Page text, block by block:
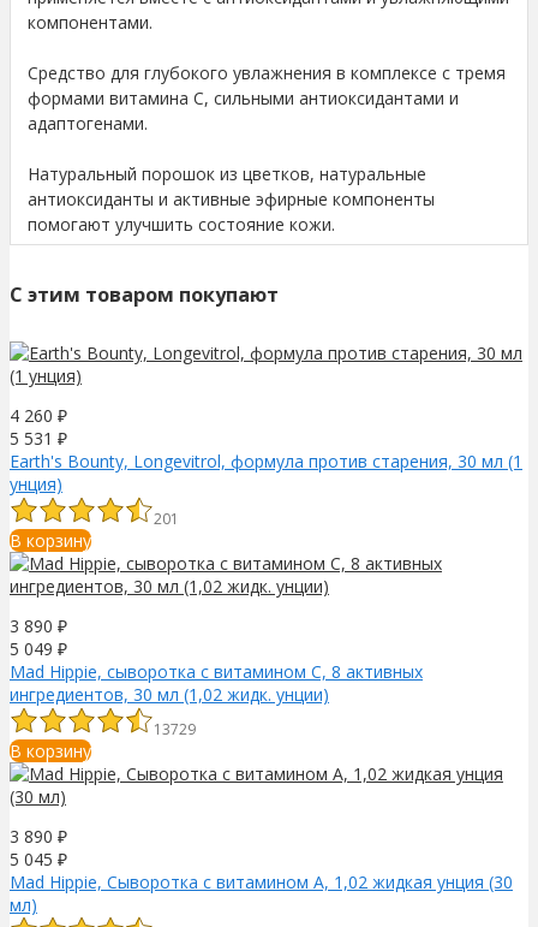
компонентами.
Средство для глубокого увлажнения в комплексе с тремя
формами витамина C, сильными антиоксидантами и
адаптогенами.
Натуральный порошок из цветков, натуральные
антиоксиданты и активные эфирные компоненты
помогают улучшить состояние кожи.
C этим товаром покупают
4 260 ₽
5 531 ₽
Earth's Bounty, Longevitrol, формула против старения, 30 мл (1
унция)
201
В корзину
3 890 ₽
5 049 ₽
Mad Hippie, сыворотка с витамином С, 8 активных
ингредиентов, 30 мл (1,02 жидк. унции)
13729
В корзину
3 890 ₽
5 045 ₽
Mad Hippie, Сыворотка с витамином A, 1,02 жидкая унция (30
мл)